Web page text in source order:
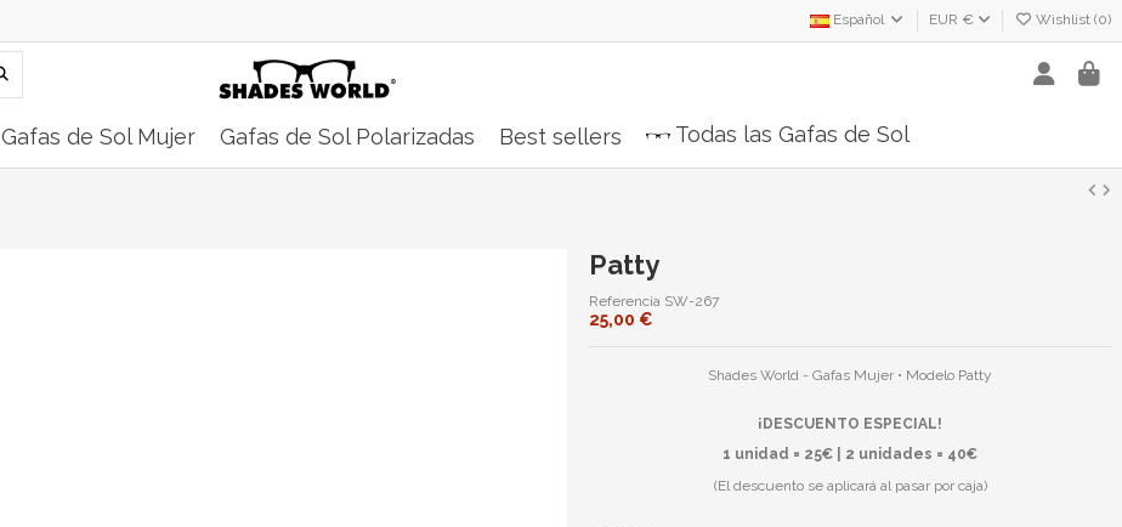
Español EUR € Wishlist (0)
Gafas de Sol Mujer Gafas de Sol Polarizadas Best sellers Todas las Gafas de Sol
Patty
Referencia SW-267
25,00 €
Shades World - Gafas Mujer • Modelo Patty
¡DESCUENTO ESPECIAL!
1 unidad = 25€ | 2 unidades = 40€
(El descuento se aplicará al pasar por caja)